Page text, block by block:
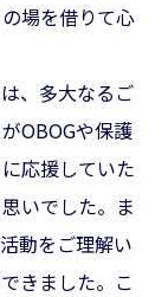
場を借りて心
、多大なるご
OBOGや保護
応援していた
いでした。ま
動をご理解い
きました。こ